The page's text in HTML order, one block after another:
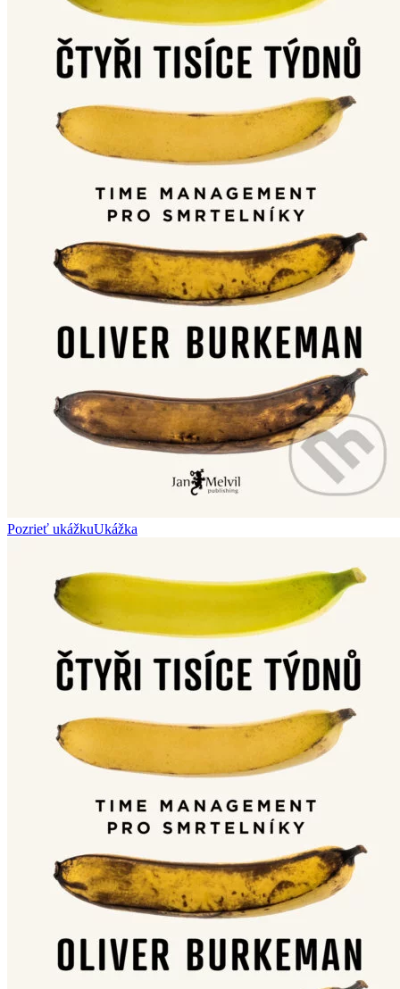
Pozrieť ukážkuUkážka